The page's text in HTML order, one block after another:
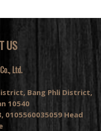
US
Ltd.
Bang Phli District,
10540
0105560035059 Head